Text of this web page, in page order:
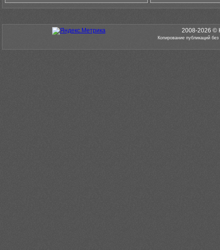
2008-2026 ©
Копирование публикаций